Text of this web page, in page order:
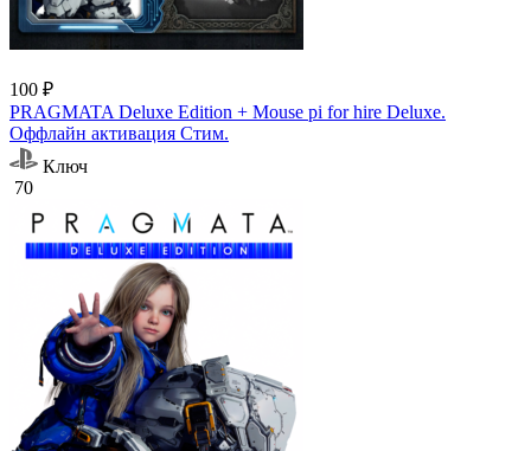
100 ₽
PRAGMATA Deluxe Edition + Mouse pi for hire Deluxe.
Оффлайн активация Cтим.
Ключ
70